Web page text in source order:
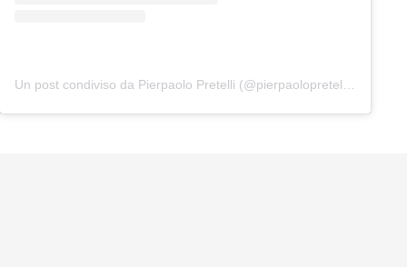
Un post condiviso da Pierpaolo Pretelli (@pierpaolopretelliofficial)